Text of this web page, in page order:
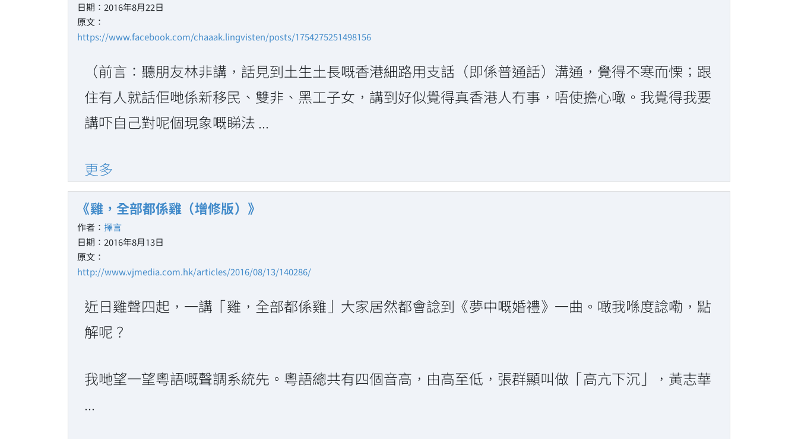
日期：2016年8月22日
原文：
https://www.facebook.com/chaaak.lingvisten/posts/1754275251498156
（前言：聽朋友林非講，話見到土生土長嘅香港細路用支話（即係普通話）溝通，覺得不寒而慄；跟
住有人就話佢哋係新移民、雙非、黑工子女，講到好似覺得真香港人冇事，唔使擔心噉。我覺得我要
講吓自己對呢個現象嘅睇法 ...
更多
《雞，全部都係雞（增修版）》
作者： 擇言
日期：2016年8月13日
原文：
http://www.vjmedia.com.hk/articles/2016/08/13/140286/
近日雞聲四起，一講「雞，全部都係雞」大家居然都會諗到《夢中嘅婚禮》一曲。噉我喺度諗嘞，點
解呢？
我哋望一望粵語嘅聲調系統先。粵語總共有四個音高，由高至低，張群顯叫做「高亢下沉」，黃志華
...